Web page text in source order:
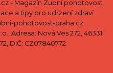
- Magazín Zubní pohotovost
a tipy pro udržení zdraví
pohotovost-praha.cz.
Adresa: Nová Ves 272, 46331
DIČ: CZ07840772